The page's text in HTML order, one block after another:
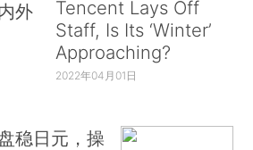
外
Tencent Lays Off
Staff, Is Its ‘Winter’
Approaching?
2022年04月01日
稳日元，操